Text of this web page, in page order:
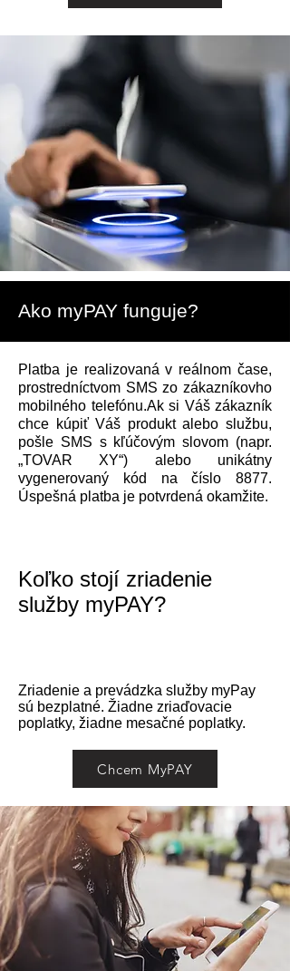
Ako myPAY funguje?
Platba je realizovaná v reálnom čase,
prostredníctvom SMS zo zákazníkovho
mobilného telefónu.Ak si Váš zákazník
chce kúpiť Váš produkt alebo službu,
pošle SMS s kľúčovým slovom (napr.
„TOVAR XY“) alebo unikátny
vygenerovaný kód na číslo 8877.
Úspešná platba je potvrdená okamžite.
Koľko stojí zriadenie
služby myPAY?
Zriadenie a prevádzka služby myPay
sú bezplatné. Žiadne zriaďovacie
poplatky, žiadne mesačné poplatky.
Chcem MyPAY